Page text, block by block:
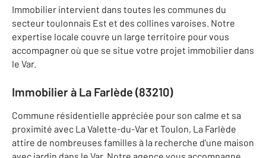
Immobilier intervient dans toutes les communes du
secteur toulonnais Est et des collines varoises. Notre
expertise locale couvre un large territoire pour vous
accompagner où que se situe votre projet immobilier dans
le Var.
Immobilier à La Farlède (83210)
Commune résidentielle appréciée pour son calme et sa
proximité avec La Valette-du-Var et Toulon, La Farlède
attire de nombreuses familles à la recherche d'une maison